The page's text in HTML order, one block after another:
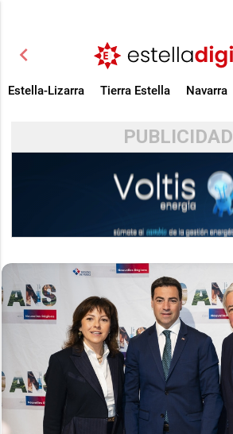
chevron_left
Estella-Lizarra Tierra Estella Navarra
PUBLICIDAD